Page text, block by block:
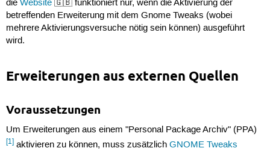
die Website🇬🇧 funktioniert nur, wenn die Aktivierung der
betreffenden Erweiterung mit dem Gnome Tweaks (wobei
mehrere Aktivierungsversuche nötig sein können) ausgeführt
wird.
Erweiterungen aus externen Quellen
Voraussetzungen
Um Erweiterungen aus einem "Personal Package Archiv" (PPA)
[1]aktivieren zu können, muss zusätzlich GNOME Tweaks